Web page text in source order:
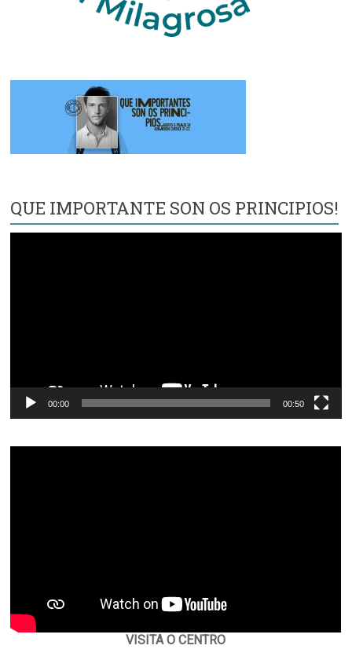
QUE IMPORTANTE SON OS PRINCIPIOS!
00:00 00:50
VISITA O CENTRO